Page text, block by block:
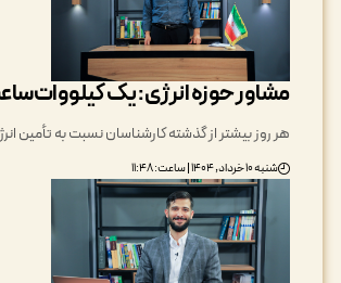
مشاور حوزه انرژی: یک
هر روز بیشتر از گذشته کارشناسان نسبت به
شنبه ۱۰ خرداد, ۱۴۰۴ | ساعت: ۱۱:۴۸